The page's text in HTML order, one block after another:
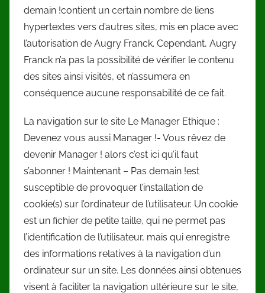
demain !contient un certain nombre de liens
hypertextes vers d’autres sites, mis en place avec
l’autorisation de Augry Franck. Cependant, Augry
Franck n’a pas la possibilité de vérifier le contenu
des sites ainsi visités, et n’assumera en
conséquence aucune responsabilité de ce fait.
La navigation sur le site Le Manager Ethique :
Devenez vous aussi Manager !- Vous rêvez de
devenir Manager ! alors c’est ici qu’il faut
s’abonner ! Maintenant – Pas demain !est
susceptible de provoquer l’installation de
cookie(s) sur l’ordinateur de l’utilisateur. Un cookie
est un fichier de petite taille, qui ne permet pas
l’identification de l’utilisateur, mais qui enregistre
des informations relatives à la navigation d’un
ordinateur sur un site. Les données ainsi obtenues
visent à faciliter la navigation ultérieure sur le site,